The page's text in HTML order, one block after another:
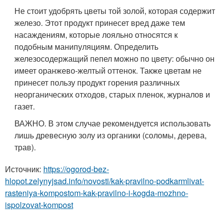
Не стоит удобрять цветы той золой, которая содержит
железо. Этот продукт принесет вред даже тем
насаждениям, которые лояльно относятся к
подобным манипуляциям. Определить
железосодержащий пепел можно по цвету: обычно он
имеет оранжево-желтый оттенок. Также цветам не
принесет пользу продукт горения различных
неорганических отходов, старых пленок, журналов и
газет.
ВАЖНО. В этом случае рекомендуется использовать
лишь древесную золу из органики (соломы, дерева,
трав).
Источник: https://ogorod-bez-
hlopot.zelynyjsad.info/novosti/kak-pravilno-podkarmlivat-
rasteniya-kompostom-kak-pravilno-i-kogda-mozhno-
ispolzovat-kompost